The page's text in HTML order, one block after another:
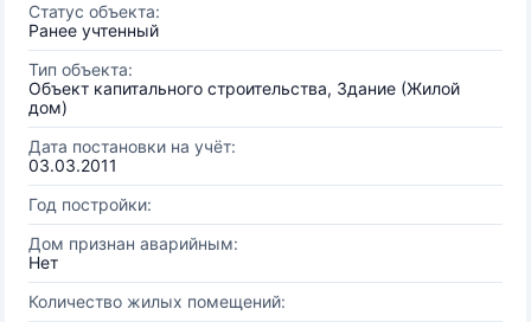
Статус объекта:
Ранее учтенный
Тип объекта:
Объект капитального строительства, Здание (Жилой
дом)
Дата постановки на учёт:
03.03.2011
Год постройки:
Дом признан аварийным:
Нет
Количество жилых помещений: